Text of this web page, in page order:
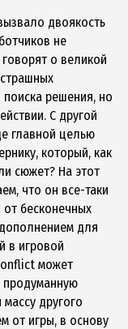
двоякость
не
о великой
поиска решения, но
С другой
главной целью
который, как
сюжет? На этот
что он все-таки
бесконечных
для
в игровой
может
продуманную
другого
от игры, в основу